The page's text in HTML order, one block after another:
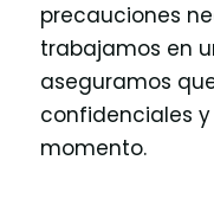
precauciones
trabajamos en
aseguramos
confidenciales
momento.